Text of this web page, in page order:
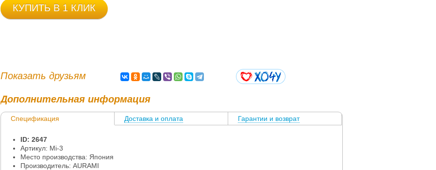
КУПИТЬ В 1 КЛИК
Показать друзьям
Дополнительная информация
Спецификация Доставка и оплата
Гарантии и возврат
ID: 2647
Артикул: Mi-3
Место производства: Япония
Производитель: AURAMI